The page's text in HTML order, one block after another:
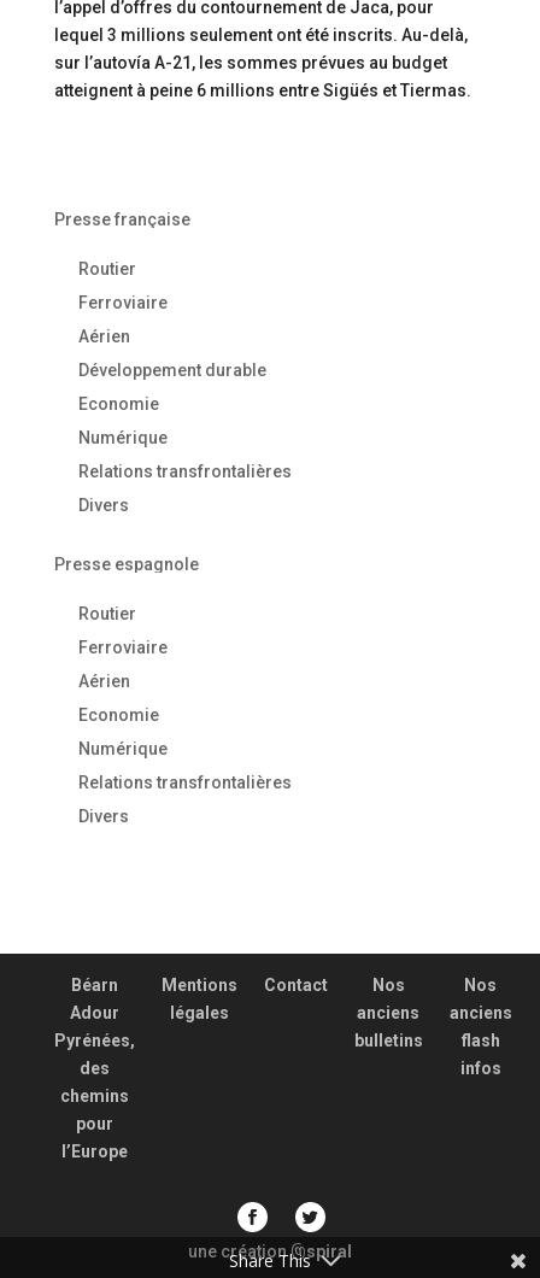
l’appel d’offres du contournement de Jaca, pour
lequel 3 millions seulement ont été inscrits. Au-delà,
sur l’autovía A-21, les sommes prévues au budget
atteignent à peine 6 millions entre Sigüés et Tiermas.
Presse française
Routier
Ferroviaire
Aérien
Développement durable
Economie
Numérique
Relations transfrontalières
Divers
Presse espagnole
Routier
Ferroviaire
Aérien
Economie
Numérique
Relations transfrontalières
Divers
Béarn
Adour
Pyrénées,
des
chemins
pour
l’Europe
Mentions
légales
Contact
Nos
anciens
bulletins
Nos
anciens
flash
infos
une création@spiral
Share This